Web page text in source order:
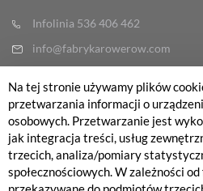
Infolinia 536 406 462
info@fabrykarowerow.com
sklep@fabrykarowerow.com
Serwis 505 700 393
serwis@fabrykarowerow.com
Bikefitting 451 159 109
Na tej stronie używamy plików
przetwarzania informacji o
osobowych. Przetwarzanie jest
jak integracja treści, usług
trzecich, analiza/pomiary
społecznościowych. W zależności